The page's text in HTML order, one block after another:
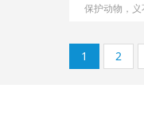
保护动物，义
1 2